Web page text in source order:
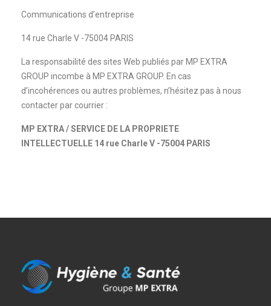
Communications d’entreprise
14 rue Charle V -75004 PARIS
La responsabilité des sites Web publiés par MP EXTRA
GROUP incombe à MP EXTRA GROUP. En cas
d’incohérences ou autres problèmes, n’hésitez pas à nous
contacter par courrier :
MP EXTRA / SERVICE DE LA PROPRIETE
INTELLECTUELLE 14 rue Charle V -75004 PARIS